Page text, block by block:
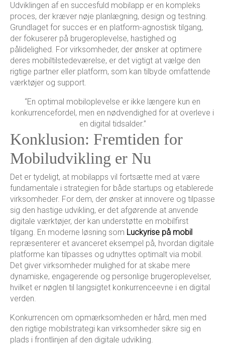
Udviklingen af en succesfuld mobilapp er en kompleks
proces, der kræver nøje planlægning, design og testning.
Grundlaget for succes er en platform-agnostisk tilgang,
der fokuserer på brugeroplevelse, hastighed og
pålidelighed. For virksomheder, der ønsker at optimere
deres mobiltilstedeværelse, er det vigtigt at vælge den
rigtige partner eller platform, som kan tilbyde omfattende
værktøjer og support.
“En optimal mobiloplevelse er ikke længere kun en
konkurrencefordel, men en nødvendighed for at overleve i
en digital tidsalder.”
Konklusion: Fremtiden for
Mobiludvikling er Nu
Det er tydeligt, at mobilapps vil fortsætte med at være
fundamentale i strategien for både startups og etablerede
virksomheder. For dem, der ønsker at innovere og tilpasse
sig den hastige udvikling, er det afgørende at anvende
digitale værktøjer, der kan understøtte en mobilfirst
tilgang. En moderne løsning som Luckyrise på mobil
repræsenterer et avanceret eksempel på, hvordan digitale
platforme kan tilpasses og udnyttes optimalt via mobil.
Det giver virksomheder mulighed for at skabe mere
dynamiske, engagerende og personlige brugeroplevelser,
hvilket er nøglen til langsigtet konkurrenceevne i en digital
verden.
Konkurrencen om opmærksomheden er hård, men med
den rigtige mobilstrategi kan virksomheder sikre sig en
plads i frontlinjen af den digitale udvikling.